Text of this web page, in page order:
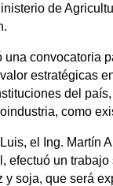
de
una convocatoria
estratégicas
del
como
el Ing. Martín
efectuó un
y soja, que será